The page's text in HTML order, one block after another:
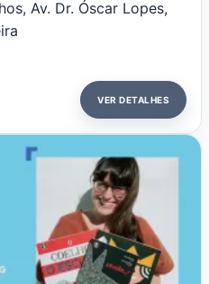
Av. Dr. Óscar Lopes,
VER DETALHES